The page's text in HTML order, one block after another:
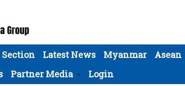
Latest News Myanmar Asean
Partner Media Login